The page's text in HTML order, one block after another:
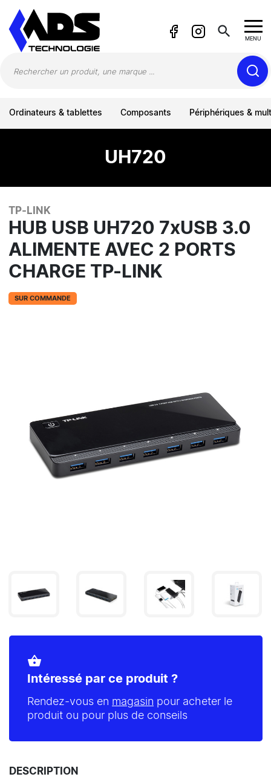
search MENU
Ordinateurs & tablettes Composants Périphériques &
UH720
TP-LINK
HUB USB UH720 7xUSB 3.0
ALIMENTE AVEC 2 PORTS
CHARGE TP-LINK
SUR COMMANDE
shopping_basket
Intéressé par ce produit ?
Rendez-vous en magasin pour acheter le
produit ou pour plus de conseils
DESCRIPTION